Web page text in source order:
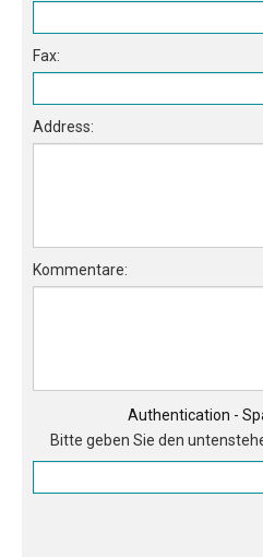
Direkte Listung
Golfblick
Fax:
Address:
Kommentare:
Authentication -
Bitte geben Sie den